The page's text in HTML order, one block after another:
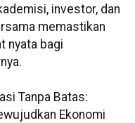
investor, dan
memastikan
nyata bagi
Tanpa Batas:
Ekonomi